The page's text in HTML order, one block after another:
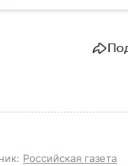
и какую роль
Российская газета